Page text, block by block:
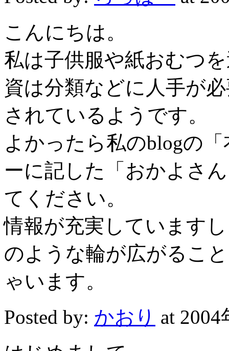
こんにちは。
私は子供服や紙おむつ
資は分類などに人手が
されているようです。
よかったら私のblogの
ーに記した「おかよさ
てください。
情報が充実しています
のような輪が広がるこ
ゃいます。
Posted by: かおり at 2004